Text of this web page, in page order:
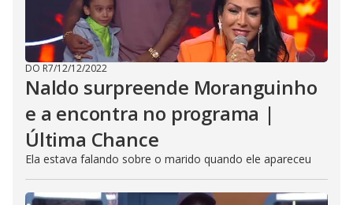
DO R7/12/12/2022
Naldo surpreende Moranguinho
e a encontra no programa |
Última Chance
Ela estava falando sobre o marido quando ele apareceu